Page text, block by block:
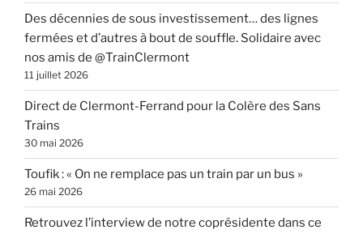
Des décennies de sous investissement… des lignes
fermées et d’autres à bout de souffle. Solidaire avec
nos amis de @TrainClermont
11 juillet 2026
Direct de Clermont-Ferrand pour la Colère des Sans
Trains
30 mai 2026
Toufik : « On ne remplace pas un train par un bus »
26 mai 2026
Retrouvez l’interview de notre coprésidente dans ce